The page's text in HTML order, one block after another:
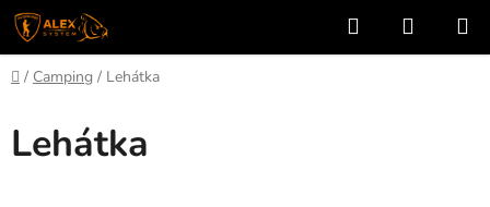
Přejít
na
obsah
Hledat
KOŠÍK
Domů
/ Camping / Lehátka
Lehátka